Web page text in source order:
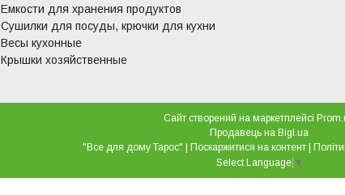
Емкости для хранения продуктов
Сушилки для посуды, крючки для кухни
Весы кухонные
Крышки хозяйственные
Сайт створений на маркетплейсі
Продавець на Bigl.ua
Поскаржитися на контент
Select Language ▼